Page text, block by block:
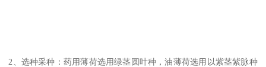
2、选种采种：药用薄荷选用绿茎圆叶种，油薄荷选用以紫茎紫脉种